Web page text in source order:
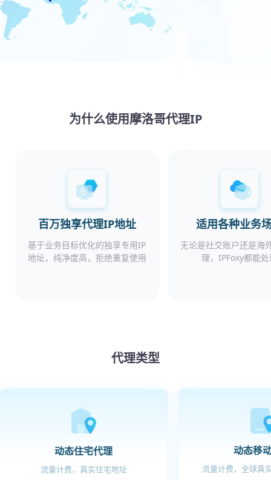
为什么使用摩洛哥代理IP
百万独享代理IP地址
基于业务目标优化的独享专用IP
地址，纯净度高，拒绝重复使用
适用各种业务
无论是社交账户还是海
理，IPFoxy都能
代理类型
动态住宅代理
流量计费，真实住宅地址
动态移
流量计费，全球真